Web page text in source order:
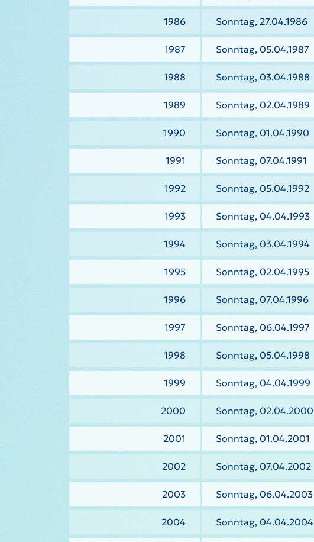
1986 Sonntag, 27.04.1986
1987 Sonntag, 05.04.1987
1988 Sonntag, 03.04.1988
1989 Sonntag, 02.04.1989
1990 Sonntag, 01.04.1990
1991 Sonntag, 07.04.1991
1992 Sonntag, 05.04.1992
1993 Sonntag, 04.04.1993
1994 Sonntag, 03.04.1994
1995 Sonntag, 02.04.1995
1996 Sonntag, 07.04.1996
1997 Sonntag, 06.04.1997
1998 Sonntag, 05.04.1998
1999 Sonntag, 04.04.1999
2000 Sonntag, 02.04.2000
2001 Sonntag, 01.04.2001
2002 Sonntag, 07.04.2002
2003 Sonntag, 06.04.2003
2004 Sonntag, 04.04.2004